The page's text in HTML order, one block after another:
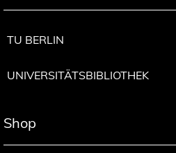
TU BERLIN
UNIVERSITÄTSBIBLIOTHEK
Shop